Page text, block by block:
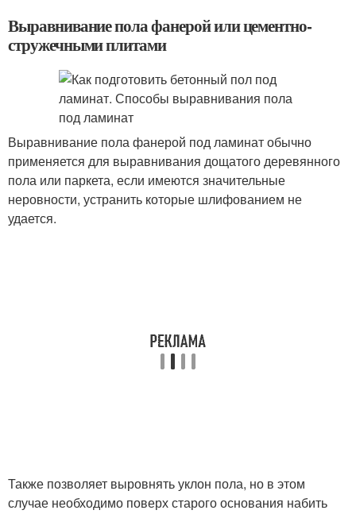
Выравнивание пола фанерой или цементно-
стружечными плитами
Выравнивание пола фанерой под ламинат обычно
применяется для выравнивания дощатого деревянного
пола или паркета, если имеются значительные
неровности, устранить которые шлифованием не
удается.
Также позволяет выровнять уклон пола, но в этом
случае необходимо поверх старого основания набить